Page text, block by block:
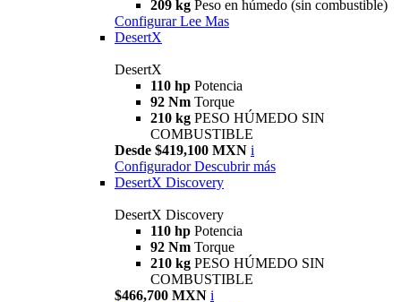
209 kg Peso en húmedo (sin combustible)
Configurar Lee Mas
DesertX
DesertX
110 hp Potencia
92 Nm Torque
210 kg PESO HÚMEDO SIN
COMBUSTIBLE
Desde $419,100 MXN i
Configurador Descubrir más
DesertX Discovery
DesertX Discovery
110 hp Potencia
92 Nm Torque
210 kg PESO HÚMEDO SIN
COMBUSTIBLE
$466,700 MXN i